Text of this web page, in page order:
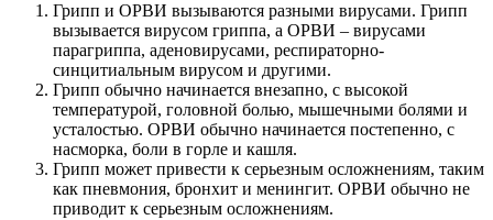
Грипп и ОРВИ вызываются разными вирусами. Грипп
вызывается вирусом гриппа, а ОРВИ – вирусами
парагриппа, аденовирусами, респираторно-
синцитиальным вирусом и другими.
Грипп обычно начинается внезапно, с высокой
температурой, головной болью, мышечными болями и
усталостью. ОРВИ обычно начинается постепенно, с
насморка, боли в горле и кашля.
Грипп может привести к серьезным осложнениям, таким
как пневмония, бронхит и менингит. ОРВИ обычно не
приводит к серьезным осложнениям.